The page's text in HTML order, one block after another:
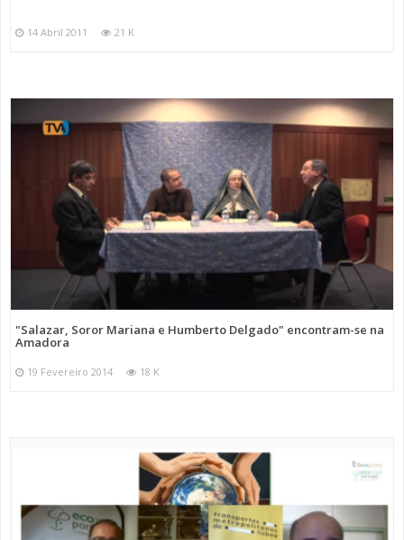
14 Abril 2011 21 K
"Salazar, Soror Mariana e Humberto Delgado" encontram-se na
Amadora
19 Fevereiro 2014 18 K